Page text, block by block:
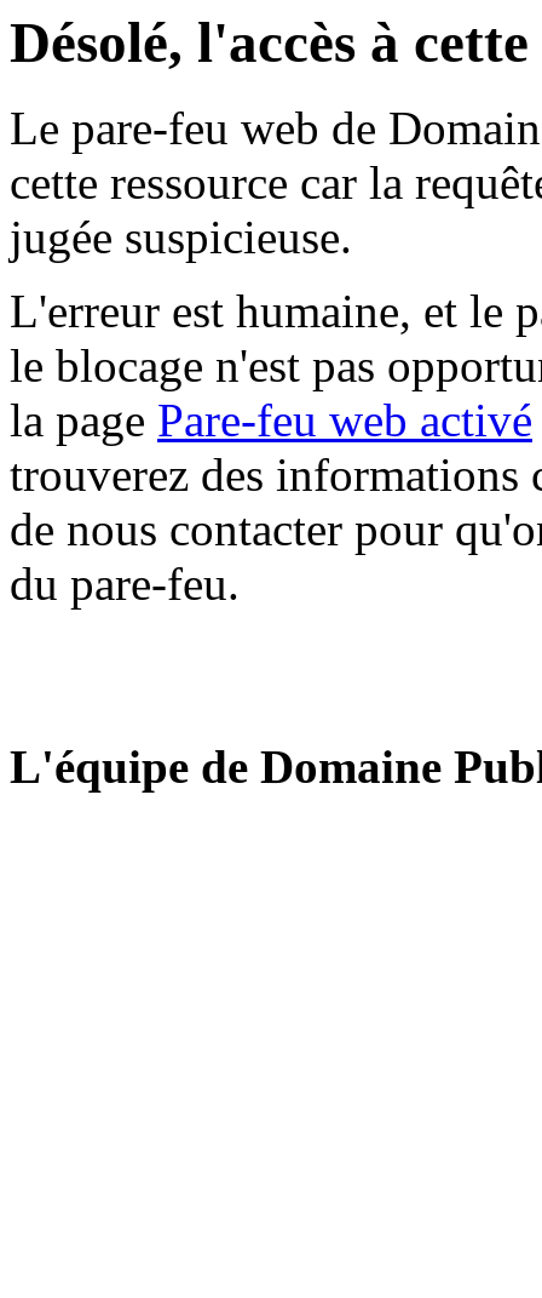
Désolé, l'accès à
Le pare-feu web de
cette ressource car la
jugée suspicieuse.
L'erreur est humaine, et le
le blocage n'est pas
la page Pare-feu web activé
trouverez des informations
de nous contacter pour
du pare-feu.
L'équipe de Domaine